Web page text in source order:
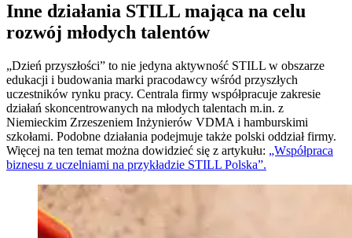
Inne działania STILL mająca na celu
rozwój młodych talentów
„Dzień przyszłości” to nie jedyna aktywność STILL w obszarze
edukacji i budowania marki pracodawcy wśród przyszłych
uczestników rynku pracy. Centrala firmy współpracuje zakresie
działań skoncentrowanych na młodych talentach m.in. z
Niemieckim Zrzeszeniem Inżynierów VDMA i hamburskimi
szkołami. Podobne działania podejmuje także polski oddział firmy.
Więcej na ten temat można dowidzieć się z artykułu: „Współpraca
biznesu z uczelniami na przykładzie STILL Polska”.